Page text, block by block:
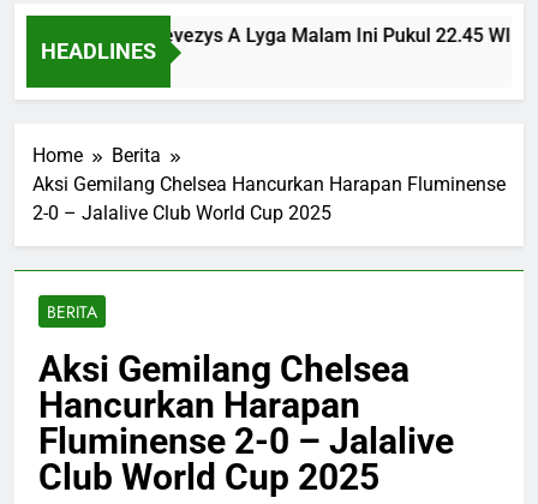
HEADLINES
vs Panevezys A Lyga Malam Ini Pukul 22.45 WIB
Home
Berita
Aksi Gemilang Chelsea Hancurkan Harapan Fluminense
2-0 – Jalalive Club World Cup 2025
BERITA
Aksi Gemilang Chelsea
Hancurkan Harapan
Fluminense 2-0 – Jalalive
Club World Cup 2025